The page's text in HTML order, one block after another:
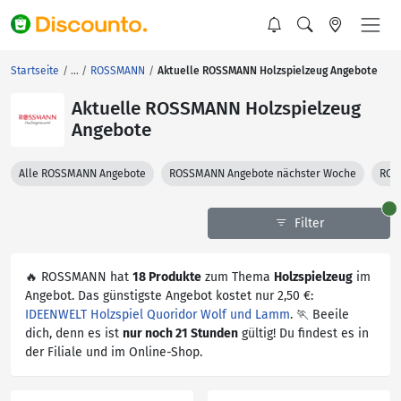
Startseite ROSSMANN Aktuelle ROSSMANN Holzspielzeug Angebote
Aktuelle ROSSMANN Holzspielzeug
Angebote
Alle ROSSMANN Angebote ROSSMANN Angebote nächster Woche
Filter
🔥 ROSSMANN hat 18 Produkte zum Thema Holzspielzeug im
Angebot. Das günstigste Angebot kostet nur 2,50 €:
IDEENWELT Holzspiel Quoridor Wolf und Lamm. 🏃 Beeile
dich, denn es ist nur noch 21 Stunden gültig! Du findest es in
der Filiale und im Online-Shop.